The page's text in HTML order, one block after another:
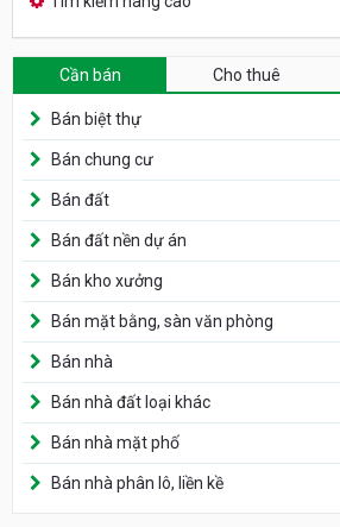
Cần bán Cho thuê
Bán biệt thự
Bán chung cư
Bán đất
Bán đất nền dự án
Bán kho xưởng
Bán mặt bằng, sàn văn phòng
Bán nhà
Bán nhà đất loại khác
Bán nhà mặt phố
Bán nhà phân lô, liền kề